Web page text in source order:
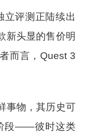
立评测正陆续出
新头显的售价明
而言，Quest 3
事物，其历史可
段——彼时这类